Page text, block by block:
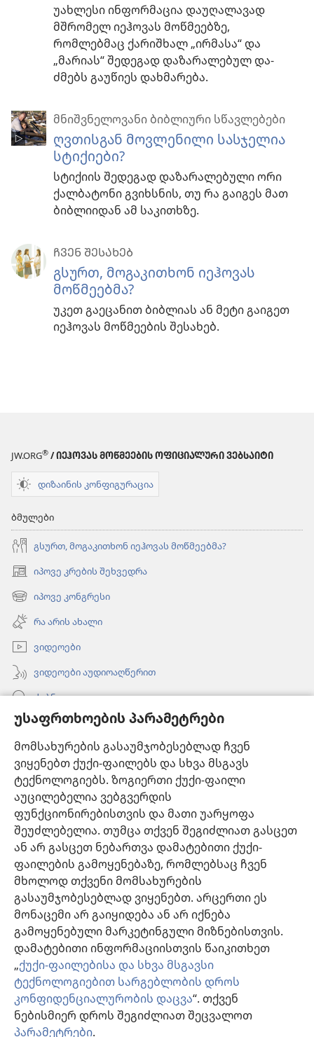
უსაფრთხოების პარამეტრები
მომსახურების გასაუმჯობესებლად ჩვენ
ვიყენებთ ქუქი-ფაილებს და სხვა მსგავს
ტექნოლოგიებს. ზოგიერთი ქუქი-ფაილი
აუცილებელია ვებგვერდის
ფუნქციონირებისთვის და მათი უარყოფა
შეუძლებელია. თუმცა თქვენ შეგიძლიათ გასცეთ
ან არ გასცეთ ნებართვა დამატებითი ქუქი-
ფაილების გამოყენებაზე, რომლებსაც ჩვენ
მხოლოდ თქვენი მომსახურების
გასაუმჯობესებლად ვიყენებთ. არცერთი ეს
მონაცემი არ გაიყიდება ან არ იქნება
გამოყენებული მარკეტინგული მიზნებისთვის.
დამატებითი ინფორმაციისთვის წაიკითხეთ
„ქუქი-ფაილებისა და სხვა მსგავსი
ტექნოლოგიებით სარგებლობის დროს
კონფიდენციალურობის დაცვა“. თქვენ
ნებისმიერ დროს შეგიძლიათ შეცვალოთ
პარამეტრები.
უახლესი ინფორმაცია დაუღალავად
მშრომელ იეჰოვას მოწმეებზე,
რომლებმაც ქარიშხალ „ირმასა“ და
„მარიას“ შედეგად დაზარალებულ და-
ძმებს გაუწიეს დახმარება.
მნიშვნელოვანი ბიბლიური სწავლებები
ღვთისგან მოვლენილი სასჯელია
სტიქიები?
სტიქიის შედეგად დაზარალებული ორი
ქალბატონი გვიხსნის, თუ რა გაიგეს მათ
ბიბლიიდან ამ საკითხზე.
ᲩᲕᲔᲜ ᲨᲔᲡᲐᲮᲔᲑ
გსურთ, მოგაკითხონ იეჰოვას
მოწმეებმა?
უკეთ გაეცანით ბიბლიას ან მეტი გაიგეთ
იეჰოვას მოწმეების შესახებ.
JW.ORG® / ᲘᲔᲰᲝᲕᲐᲡ ᲛᲝᲬᲛᲔᲔᲑᲘᲡ ᲝᲤᲘᲪᲘᲐᲚᲣᲠᲘ ᲕᲔᲑᲡᲐᲘᲢᲘ
დიზაინის კონფიგურაცია
ბმულები
გსურთ, მოგაკითხონ იეჰოვას მოწმეებმა?
იპოვე კრების შეხვედრა
(გაიხსნება
ახალი
ფანჯარა)
იპოვე კონგრესი
(გაიხსნება
ახალი
ფანჯარა)
რა არის ახალი
ვიდეოები
ვიდეოები აუდიოაღწერით
ძებნა
ინფორმაცია ექიმებისთვის
ინფორმაცია ოფიციალური პირებისთვის
დახმარება
შესაწირავები
(გაიხსნება
ახალი
ფანჯარა)საგუშაგო კოშკის ონლაინ ბიბლიოთეკა™
(გაიხსნება
ახალი
ფანჯარა)JW Hub
(გაიხსნება
ახალი
ფანჯარა)JW ბიბლიოთეკა
„საგუშაგო კოშკის ბიბლიოთეკა“
Copyright© 2026 Watch Tower Bible and Tract Society of Pennsylvania.
ᲡᲐᲠᲒᲔᲑᲚᲝᲑᲘᲡ ᲬᲔᲡᲔᲑᲘ